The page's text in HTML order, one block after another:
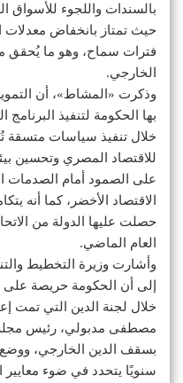
بالسندات واللجوء للأسواق
حيث تمتاز بانخفاض معدلات
فترات سماح، وهو ما يُحقق
الخارجي.
وذكرت «المشاط»، أن
بها الحكومة لتنفيذ
خلال تنفيذ سياسات متسقة
للاقتصاد المصري وتحسين
على الصمود أمام الصدمات
الاقتصاد الأخضر، كما أنه
حصلت عليها الدولة من
العام الماضي.
وأشارت وزيرة التخطيط
إلى أن الحكومة حريصة
خلال لجنة الدين التي تمت
مصطفى مدبولي، رئيس مجلس
بسقف الدين الخارجي،
سنويًا يتحدد في ضوء معايير